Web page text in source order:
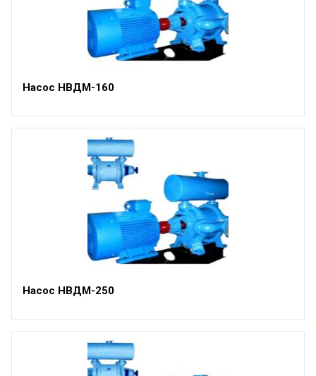
Насос НВДМ-160
Насос НВДМ-250